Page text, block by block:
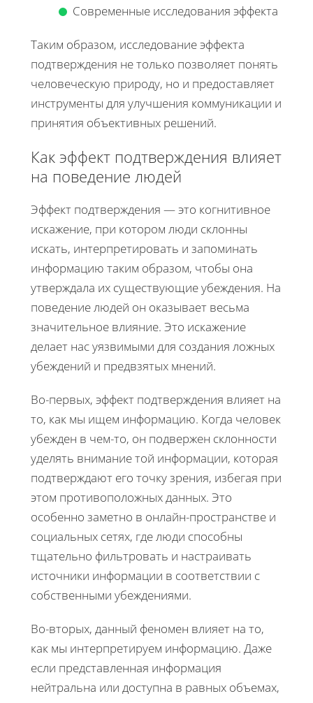
Современные исследования эффекта
Таким образом, исследование эффекта
подтверждения не только позволяет понять
человеческую природу, но и предоставляет
инструменты для улучшения коммуникации и
принятия объективных решений.
Как эффект подтверждения влияет
на поведение людей
Эффект подтверждения — это когнитивное
искажение, при котором люди склонны
искать, интерпретировать и запоминать
информацию таким образом, чтобы она
утверждала их существующие убеждения. На
поведение людей он оказывает весьма
значительное влияние. Это искажение
делает нас уязвимыми для создания ложных
убеждений и предвзятых мнений.
Во-первых, эффект подтверждения влияет на
то, как мы ищем информацию. Когда человек
убежден в чем-то, он подвержен склонности
уделять внимание той информации, которая
подтверждают его точку зрения, избегая при
этом противоположных данных. Это
особенно заметно в онлайн-пространстве и
социальных сетях, где люди способны
тщательно фильтровать и настраивать
источники информации в соответствии с
собственными убеждениями.
Во-вторых, данный феномен влияет на то,
как мы интерпретируем информацию. Даже
если представленная информация
нейтральна или доступна в равных объемах,